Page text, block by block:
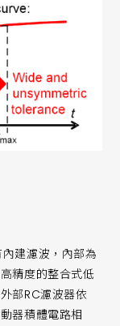
建濾波，內部為
精度的整合式低
部RC濾波器依
器積體電路相